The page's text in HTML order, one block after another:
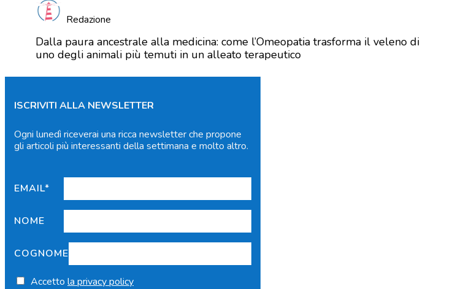
Redazione
Dalla paura ancestrale alla medicina: come l’Omeopatia trasforma il veleno di
uno degli animali più temuti in un alleato terapeutico
ISCRIVITI ALLA NEWSLETTER
Ogni lunedì riceverai una ricca newsletter che propone
gli articoli più interessanti della settimana e molto altro.
EMAIL*
NOME
COGNOME
Accetto la privacy policy